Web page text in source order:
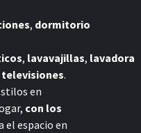
, dormitorio
, lavavajillas, lavadora
televisiones.
en
con los
el espacio en